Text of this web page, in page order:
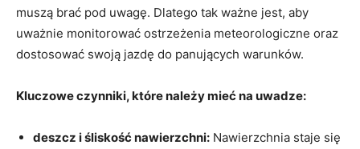
muszą⁣ brać pod‌ uwagę. Dlatego tak ważne jest, aby⁣
uważnie monitorować ostrzeżenia​ meteorologiczne oraz
dostosować swoją‌ jazdę do⁤ panujących ⁢warunków.
Kluczowe czynniki, które‌ należy mieć na uwadze:
deszcz i śliskość nawierzchni: Nawierzchnia staje się